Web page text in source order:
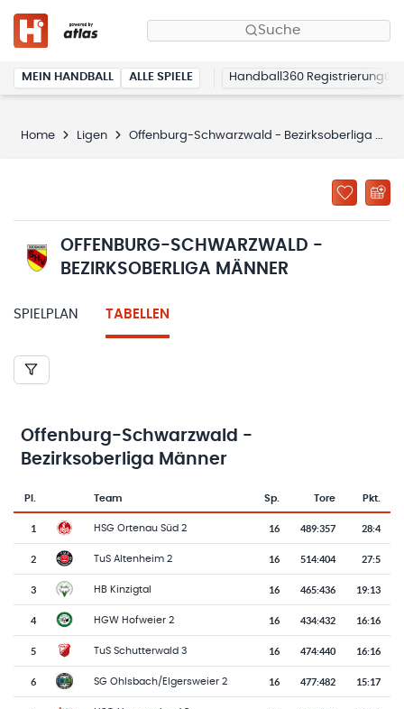
Suche
MEIN HANDBALL ALLE SPIELE Handball360 Registrierung
Home Ligen Offenburg-Schwarzwald - Bezirksoberliga Männer
OFFENBURG-SCHWARZWALD -
BEZIRKSOBERLIGA MÄNNER
SPIELPLAN TABELLEN
Offenburg-Schwarzwald -
Bezirksoberliga Männer
Tabelle mit Vereinsplatzierungen, Spielen, Toren und Punkten
Pl.
Team-Logo
Team Sp. Tore Pkt.
1 HSG Ortenau Süd 2 16 489:357 28:4
2 TuS Altenheim 2 16 514:404 27:5
3 HB Kinzigtal 16 465:436 19:13
4 HGW Hofweier 2 16 434:432 16:16
5 TuS Schutterwald 3 16 474:440 16:16
6 SG Ohlsbach/Elgersweier 2 16 477:482 15:17